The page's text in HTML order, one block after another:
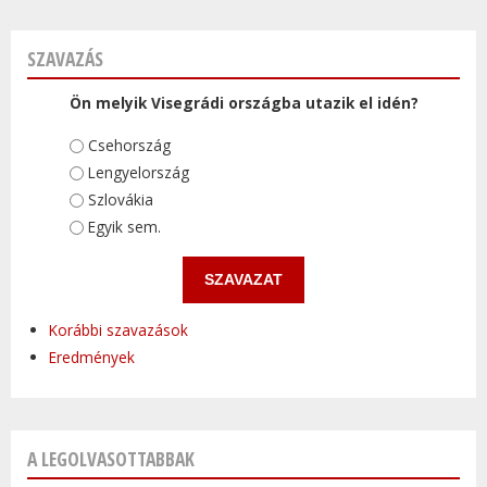
SZAVAZÁS
Ön melyik Visegrádi országba utazik el idén?
Választások
Csehország
Lengyelország
Szlovákia
Egyik sem.
Korábbi szavazások
Eredmények
A LEGOLVASOTTABBAK